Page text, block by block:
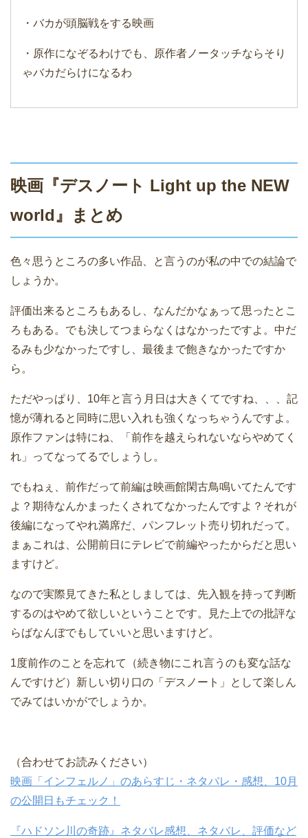
・バカが頭脳戦をする映画
・原作になぞるわけでも、原作者ノータッチならそり
ゃバカだらけになるわ
映画『デスノート Light up the NEW
world』まとめ
色々思うところの多い作品、と言うのが私の中での結論で
しょうか。
評価出来るところもあるし、なんだかなぁって思ったとこ
ろもある。でも決してつまらなくはなかったですよ。中だ
るみも少なかったですし、最後まで飽きなかったですか
ら。
ただやっぱり、10年と言う月日は大きくてですね、、、記
憶が薄れると同時に思い入れも強くなっちゃうんですよ。
原作ファンは特にね、「前作を越えられないならやめてく
れ」ってなってるでしょうし。
でもねぇ、前作だって前編は映画館閑古鳥鳴いてたんです
よ？期待なんかまったくされてなかったんですよ？それが
後編になってやれ満席だ、パンフレット売り切れだって。
まぁこれは、公開前日にテレビで前編やったからだと思い
ますけど。
なので実際見てきた私としましては、先入観を持って判断
するのはやめて欲しいということです。見た上での批評な
らばなんぼでもしていいと思いますけど。
1度前作のことを忘れて（続き物にこれ言うのも変な話な
んですけど）新しい切り口の「デスノート」として楽しん
でみてはいかがでしょうか。
（合わせてお読みください）
映画「インフェルノ」のあらすじ・ネタバレ・感想、10月
の公開日もチェック！
『ハドソン川の奇跡』ネタバレ感想、ネタバレ、評価など